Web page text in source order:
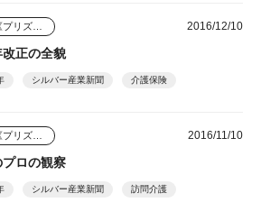
2016/12/10
改正の全貌
シルバー産業新聞 介護保険
2016/11/10
ロの観察
シルバー産業新聞 訪問介護